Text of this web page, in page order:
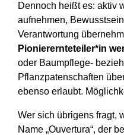
Dennoch heißt es: aktiv
aufnehmen,
Verantwortung
Pionierernteteiler*in
oder Baumpflege-
Pflanzpatenschaften
ebenso erlaubt.
Wer sich übrigens fragt,
Name „Ouvertura“, der